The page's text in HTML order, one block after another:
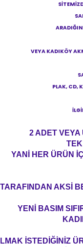
VEYA KADIKÖY
PLAK, CD,
2 ADET VEYA
YANİ HER ÜRÜN
AKSİ
YENİ BASIM
İSTEDİĞİNİZ